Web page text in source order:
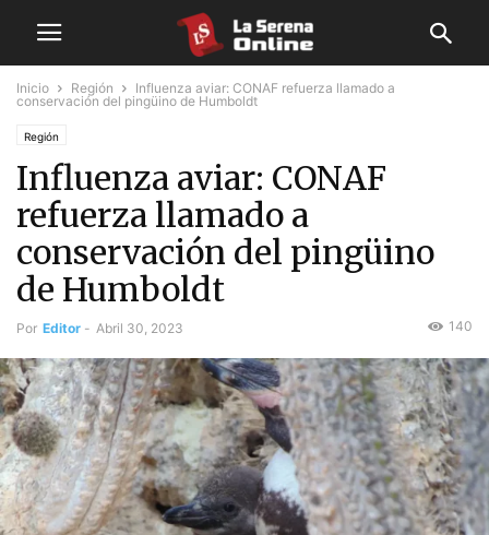
Inicio Región
Influenza aviar: CONAF refuerza llamado a
conservación del pingüino de Humboldt
Región
Influenza aviar: CONAF
refuerza llamado a
conservación del pingüino
de Humboldt
Por Editor - Abril 30, 2023 140